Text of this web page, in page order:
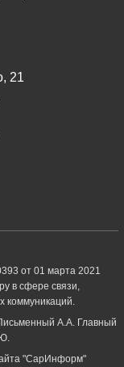
21
от 01 марта 2021
в сфере связи,
коммуникаций.
А.А. Главный
"СарИнформ"